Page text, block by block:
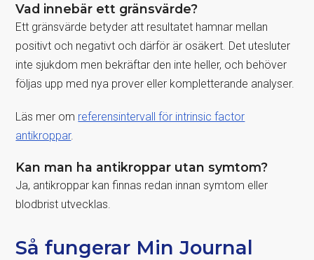
Vad innebär ett gränsvärde?
Ett gränsvärde betyder att resultatet hamnar mellan
positivt och negativt och därför är osäkert. Det utesluter
inte sjukdom men bekräftar den inte heller, och behöver
följas upp med nya prover eller kompletterande analyser.
Läs mer om referensintervall för intrinsic factor
antikroppar.
Kan man ha antikroppar utan symtom?
Ja, antikroppar kan finnas redan innan symtom eller
blodbrist utvecklas.
Så fungerar Min Journal